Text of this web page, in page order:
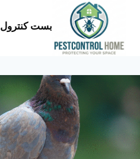
المحتوى
بست كنترول